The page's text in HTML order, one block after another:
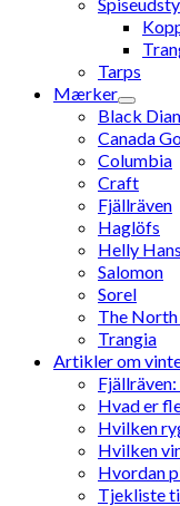
Tarps
Mærker
Black
Canada
Columbia
Craft
Fjällräven
Haglöfs
Helly
Salomon
Sorel
The North
Trangia
Artikler om
Hvad er
Hvilken
Hvilken
Hvordan
Tjekliste